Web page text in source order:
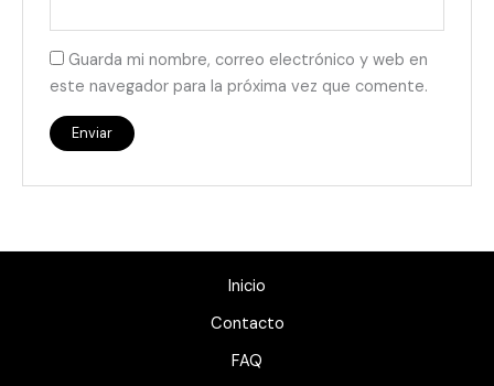
Guarda mi nombre, correo electrónico y web en
este navegador para la próxima vez que comente.
Inicio
Contacto
FAQ